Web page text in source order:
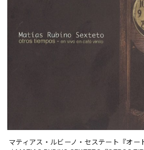
マティアス・ルビーノ・セステート『オー